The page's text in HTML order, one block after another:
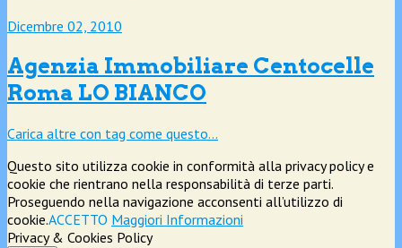
Dicembre 02, 2010
Agenzia Immobiliare Centocelle
Roma LO BIANCO
Carica altre con tag come questo…
Questo sito utilizza cookie in conformità alla privacy policy e
cookie che rientrano nella responsabilità di terze parti.
Proseguendo nella navigazione acconsenti all’utilizzo di
cookie.ACCETTO Maggiori Informazioni
Privacy & Cookies Policy